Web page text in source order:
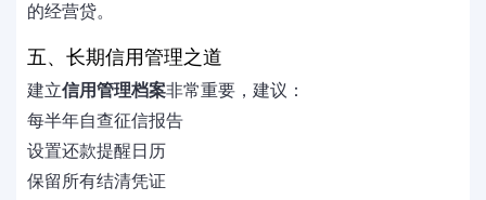
的经营贷。
五、长期信用管理之道
建立信用管理档案非常重要，建议：
每半年自查征信报告
设置还款提醒日历
保留所有结清凭证